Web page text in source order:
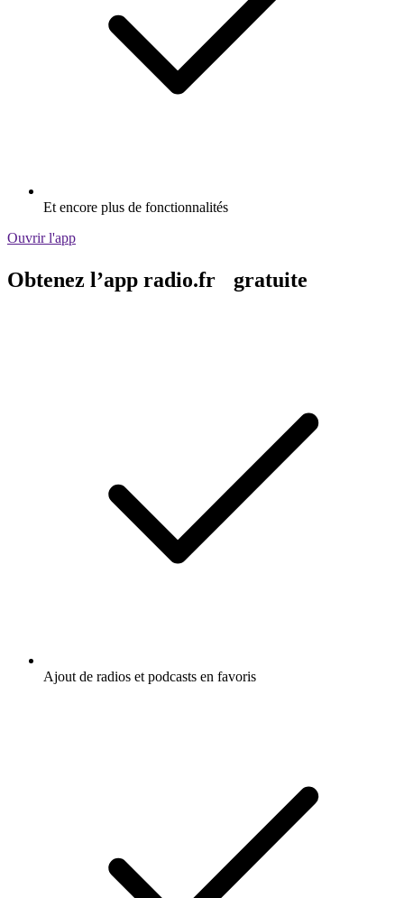
Et encore plus de fonctionnalités
Ouvrir l'app
Obtenez l’app radio.fr gratuite
Ajout de radios et podcasts en favoris